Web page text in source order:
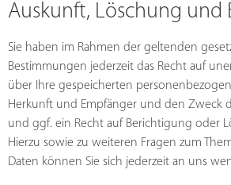
Auskunft, Löschung und
Sie haben im Rahmen der geltenden
Bestimmungen jederzeit das Recht auf
über Ihre gespeicherten
Herkunft und Empfänger und den Zweck
und ggf. ein Recht auf Berichtigung oder
Hierzu sowie zu weiteren Fragen zum
Daten können Sie sich jederzeit an uns